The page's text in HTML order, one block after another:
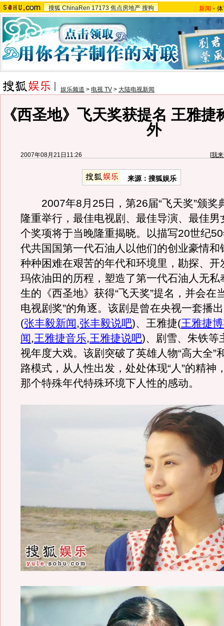
搜狐 ChinaRen 17173 焦点房地产 搜狗 新闻 -
娱乐频道 > 电视 TV > 大陆电视新闻
《西圣地》飞天奖获提名 王雅捷
外
2007年08月21日11:26 [我
来源：搜狐娱乐
2007年8月25日，第26届“飞天奖”颁奖
隆重举行，最佳电视剧、最佳导演、最佳男
个奖项将于当晚隆重揭晓。以描写20世纪
代共国国第一代石油人以他们的创业豪情和
种种困难在艰苦的年代和环境里，勘探、开
玛依油田的历程，塑造了第一代石油人无私
生的《西圣地》获得“飞天奖”提名，并会在
电视剧奖”的角逐。该剧是曾在央视一套播
(张丰毅新闻,张丰毅说吧)、王雅捷(王雅捷
闻,王雅捷音乐,王雅捷说吧)、剧雪、朱铁等
视年度大戏。该剧突破了英雄人物“高大全”
路模式，从人性出发，处处体现“人”的精神
那个特殊年代特殊环境下人性的感动。